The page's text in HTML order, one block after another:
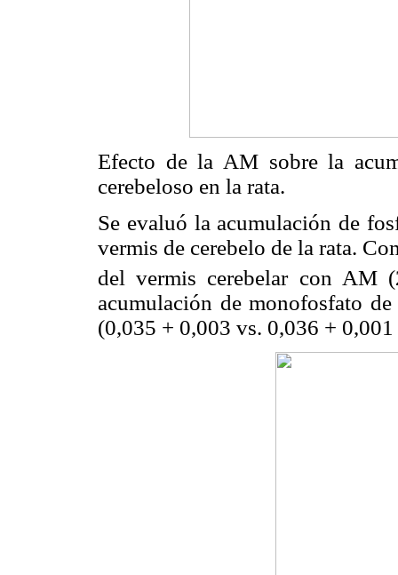
Efecto de la AM sobre la
cerebeloso en la rata.
Se evaluó la acumulación de
vermis de cerebelo de la rata.
del vermis cerebelar con AM
acumulación de monofosfato
(0,035 + 0,003 vs. 0,036 +